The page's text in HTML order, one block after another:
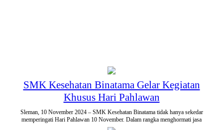
SMK Kesehatan Binatama Gelar Kegiatan
Khusus Hari Pahlawan
Sleman, 10 November 2024 – SMK Kesehatan Binatama tidak hanya sekedar
memperingati Hari Pahlawan 10 November. Dalam rangka menghormati jasa